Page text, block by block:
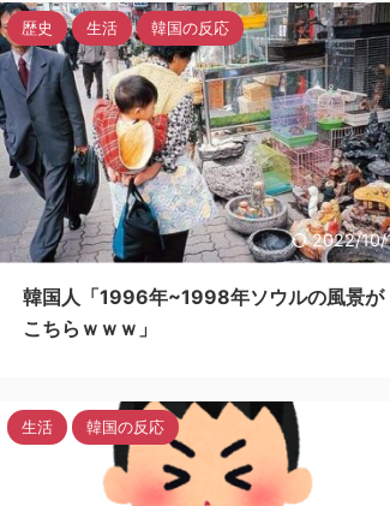
2022/10/
歴史 生活 韓国の反応
韓国人「1996年~1998年ソウルの風景が
こちらｗｗｗ」
生活 韓国の反応